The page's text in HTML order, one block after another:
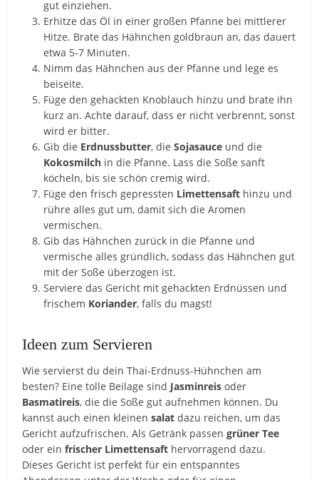
gut einziehen.
Erhitze das Öl in einer großen Pfanne bei mittlerer
Hitze. Brate das Hähnchen goldbraun an, das dauert
etwa 5-7 Minuten.
Nimm das Hähnchen aus der Pfanne und lege es
beiseite.
Füge den gehackten Knoblauch hinzu und brate ihn
kurz an. Achte darauf, dass er nicht verbrennt, sonst
wird er bitter.
Gib die Erdnussbutter, dieSojasauce und die
Kokosmilch in die Pfanne. Lass die Soße sanft
köcheln, bis sie schön cremig wird.
Füge den frisch gepressten Limettensaft hinzu und
rühre alles gut um, damit sich die Aromen
vermischen.
Gib das Hähnchen zurück in die Pfanne und
vermische alles gründlich, sodass das Hähnchen gut
mit der Soße überzogen ist.
Serviere das Gericht mit gehackten Erdnüssen und
frischem Koriander, falls du magst!
Ideen zum Servieren
Wie servierst du dein Thai-Erdnuss-Hühnchen am
besten? Eine tolle Beilage sind Jasminreis oder
Basmatireis, die die Soße gut aufnehmen können. Du
kannst auch einen kleinensalat dazu reichen, um das
Gericht aufzufrischen. Als Getränk passengrüner Tee
oder einfrischer Limettensaft hervorragend dazu.
Dieses Gericht ist perfekt für ein entspanntes